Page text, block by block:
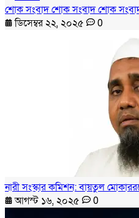
শোক সংবাদ শোক সংবাদ শোক
ডিসেম্বর ২২, ২০২৫
0
নারী সংস্কার কমিশন: বায়তুল
আগস্ট ১৬, ২০২৫
0